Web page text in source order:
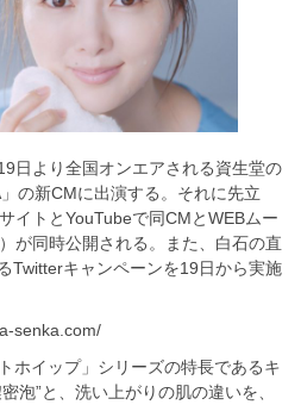
日より全国オンエアされる資生堂の
の新CMに出演する。それに先立
イトとYouTubeで同CMとWEBムー
が同時公開される。また、白石の直
Twitterキャンペーンを19日から実施
senka.com/
ホイップ」シリーズの特長であるキ
泡”と、洗い上がりの肌の違いを、